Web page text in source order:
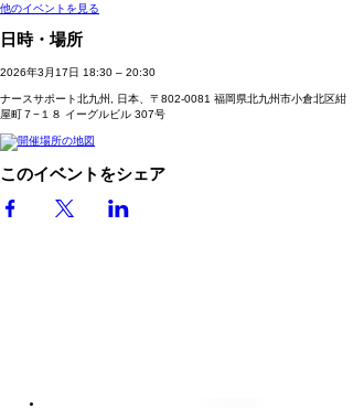
他のイベントを見る
日時・場所
2026年3月17日 18:30 – 20:30
ナースサポート北九州, 日本、〒802-0081 福岡県北九州市小倉北区紺
屋町７−１８ イーグルビル 307号
このイベントをシェア